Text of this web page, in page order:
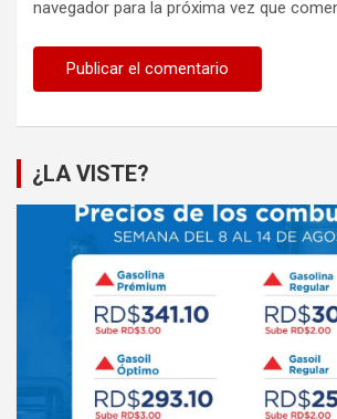
navegador para la próxima vez que
¿LA VISTE?